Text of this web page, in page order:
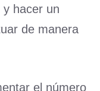
hacer un
de manera
el número